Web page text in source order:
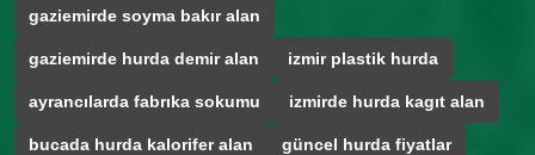
gaziemirde soyma bakır alan
gaziemirde hurda demir alan izmir plastik hurda
ayrancılarda fabrıka sokumu izmirde hurda kagıt alan
bucada hurda kalorifer alan güncel hurda fiyatlar